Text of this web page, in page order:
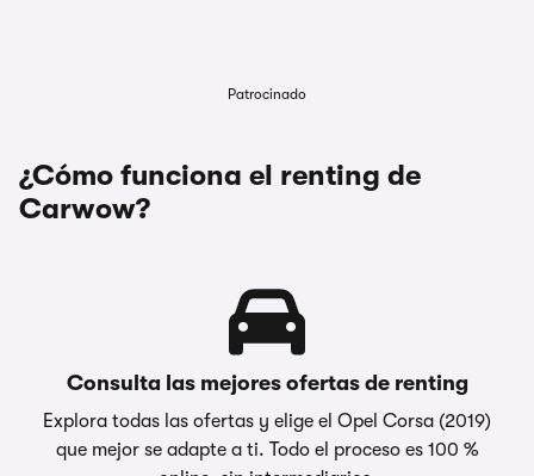
Patrocinado
¿Cómo funciona el renting de
Carwow?
Consulta las mejores ofertas de renting
Explora todas las ofertas y elige el Opel Corsa (2019)
que mejor se adapte a ti. Todo el proceso es 100 %